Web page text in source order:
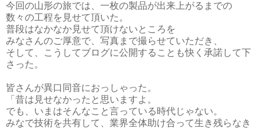
今回の山形の旅では、一枚の製品が出来上がるまでの
数々の工程を見せて頂いた。
普段はなかなか見せて頂けないところを
みなさんのご厚意で、写真まで撮らせていただき、
そして、こうしてブログに公開することも快く承諾して下
さった。
皆さんが異口同音におっしゃった。
「昔は見せなかったと思いますよ。
でも、いまはそんなこと言っている時代じゃない。
みなで技術を共有して、業界全体助け合って生き残らなき